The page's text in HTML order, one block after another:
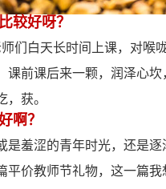
较好呀？
们白天长时间上课，对喉
课前课后来一颗，润泽心
获。
啊？
是羞涩的青年时光，还是
平价教师节礼物，这一篇